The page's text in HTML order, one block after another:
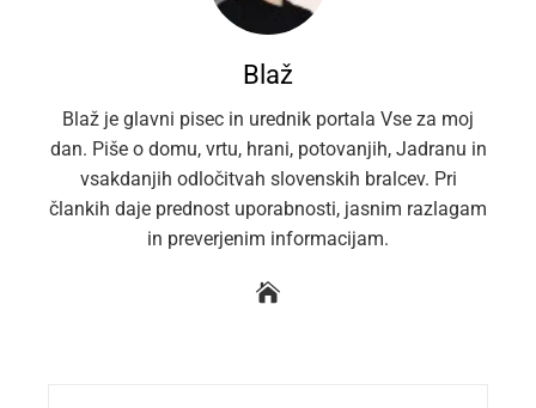
Blaž
Blaž je glavni pisec in urednik portala Vse za moj
dan. Piše o domu, vrtu, hrani, potovanjih, Jadranu in
vsakdanjih odločitvah slovenskih bralcev. Pri
člankih daje prednost uporabnosti, jasnim razlagam
in preverjenim informacijam.